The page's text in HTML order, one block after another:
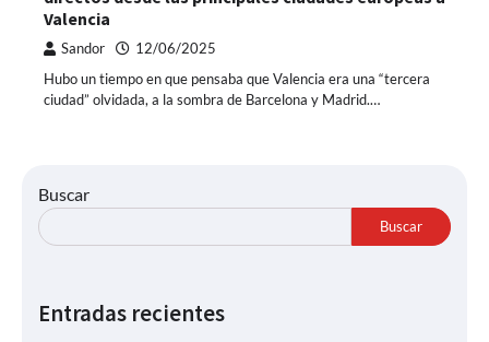
Valencia
Sandor 12/06/2025
Hubo un tiempo en que pensaba que Valencia era una “tercera
ciudad” olvidada, a la sombra de Barcelona y Madrid.…
Buscar
Buscar
Entradas recientes